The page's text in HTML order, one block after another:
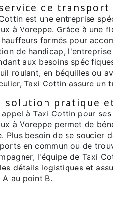
de transport
est une entreprise
à Voreppe. Grâce à une
formés pour
de handicap,
aux besoins
roulant, en béquilles ou
Taxi Cottin assure un
solution pratique
appel à Taxi Cottin pour
à Voreppe permet de
Plus besoin de se soucier
en commun ou de
l'équipe de Taxi
détails logistiques et
A au point B.